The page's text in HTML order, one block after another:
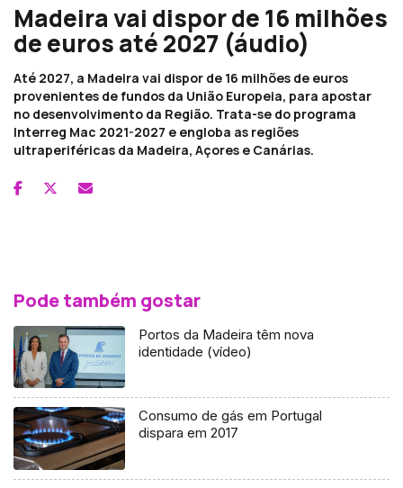
Madeira vai dispor de 16 milhões
de euros até 2027 (áudio)
Até 2027, a Madeira vai dispor de 16 milhões de euros
provenientes de fundos da União Europeia, para apostar
no desenvolvimento da Região. Trata-se do programa
Interreg Mac 2021-2027 e engloba as regiões
ultraperiféricas da Madeira, Açores e Canárias.
Pode também gostar
Portos da Madeira têm nova
identidade (vídeo)
Consumo de gás em Portugal
dispara em 2017